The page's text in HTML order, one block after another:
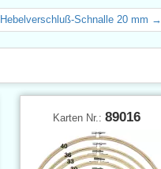
Hebelverschluß-Schnalle 20 mm →
Karten Nr.: 89016